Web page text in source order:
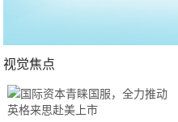
视觉焦点